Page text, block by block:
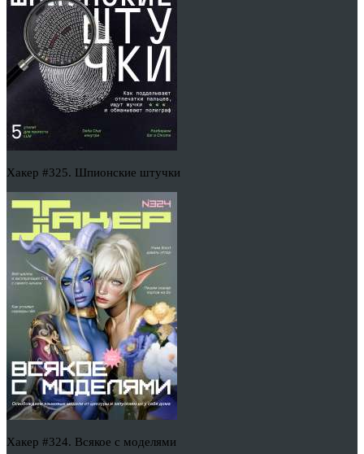
Хакер #325. Шпионские штучки
Хакер #324. Всякое с моделями